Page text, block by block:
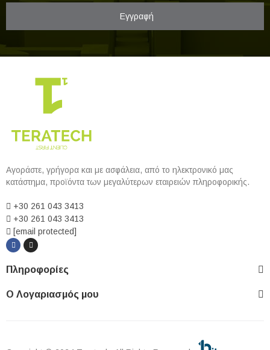
Εγγραφή
Αγοράστε, γρήγορα και με ασφάλεια, από το ηλεκτρονικό μας
κατάστημα, προϊόντα των μεγαλύτερων εταιρειών πληροφορικής.
+30 261 043 3413
+30 261 043 3413
[email protected]
Πληροφορίες
Ο Λογαριασμός μου